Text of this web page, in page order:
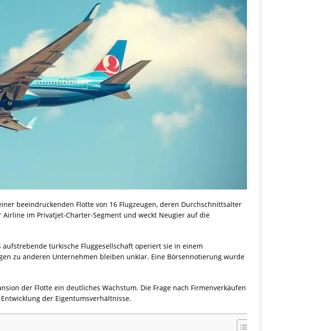
beeindruckenden Flotte von 16 Flugzeugen, deren Durchschnittsalter
im Privatjet-Charter-Segment und weckt Neugier auf die
türkische Fluggesellschaft operiert sie in einem
zu anderen Unternehmen bleiben unklar. Eine Börsennotierung wurde
der Flotte ein deutliches Wachstum. Die Frage nach Firmenverkäufen
der Eigentumsverhältnisse.